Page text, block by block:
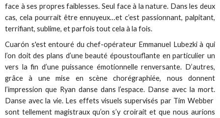
face à ses propres faiblesses. Seul face à la nature. Dans les deux
cas, cela pourrait être ennuyeux…et c’est passionnant, palpitant,
terrifiant, sublime, et parfois tout cela à la fois.
Cuarón s'est entouré du chef-opérateur Emmanuel Lubezki à qui
l’on doit des plans d’une beauté époustouflante en particulier un
vers la fin d’une puissance émotionnelle renversante. D’autres,
grâce à une mise en scène chorégraphiée, nous donnent
l’impression que Ryan danse dans l’espace. Danse avec la mort.
Danse avec la vie. Les effets visuels supervisés par Tim Webber
sont tellement magistraux qu’on s’y croirait et que nous aurions